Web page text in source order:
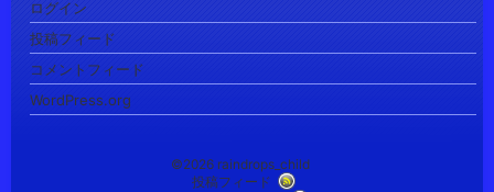
ログイン
投稿フィード
コメントフィード
WordPress.org
©2026 raindrops_child
投稿フィード